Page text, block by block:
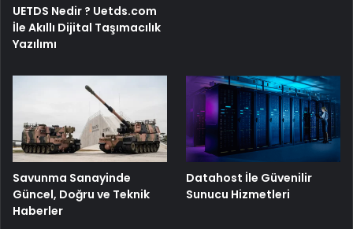
UETDS Nedir ? Uetds.com
İle Akıllı Dijital Taşımacılık
Yazılımı
Savunma Sanayinde
Güncel, Doğru ve Teknik
Haberler
Datahost İle Güvenilir
Sunucu Hizmetleri